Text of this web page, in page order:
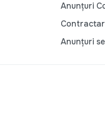
Anunțuri
Anunțuri